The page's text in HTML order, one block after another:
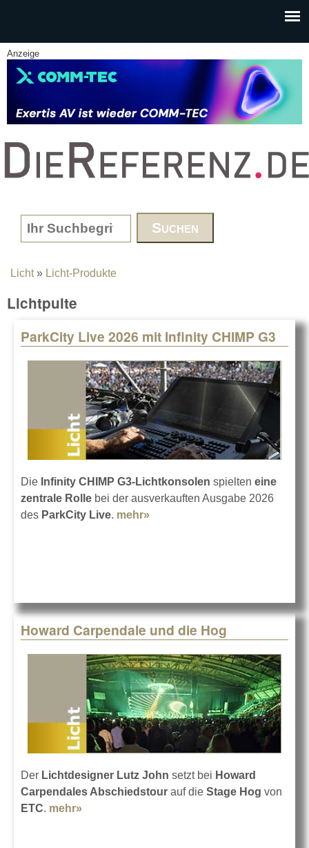
Anzeige
www.DieReferenz.de
Search form
You are here
Licht» Licht-Produkte
Lichtpulte
ParkCity Live 2026 mit Infinity CHIMP G3
Die Infinity CHIMP G3-Lichtkonsolen spielten eine
zentrale Rolle bei der ausverkauften Ausgabe 2026
des ParkCity Live. mehr»
Howard Carpendale und die Hog
Der Lichtdesigner Lutz John setzt bei Howard
Carpendales Abschiedstour auf die Stage Hog von
ETC. mehr»
Pages